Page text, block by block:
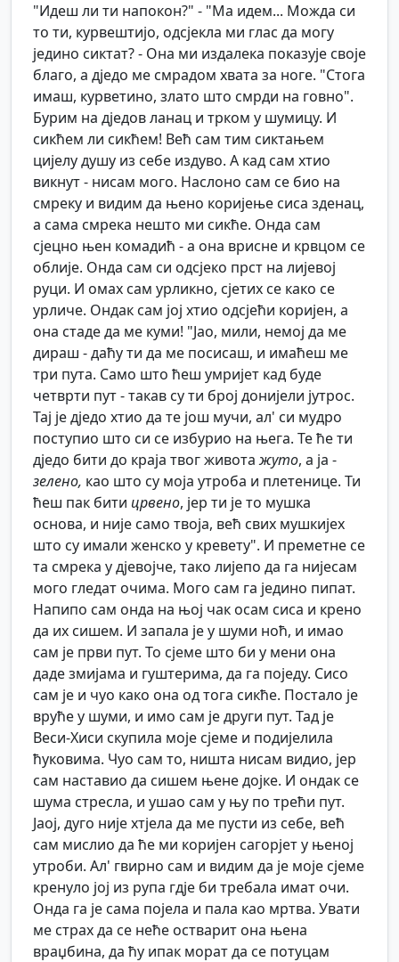
"Идеш ли ти напокон?" - "Ма идем... Можда си
то ти, курвештијо, одсјекла ми глас да могу
једино сиктат? - Она ми издалека показује своје
благо, а дједо ме смрадом хвата за ноге. "Стога
имаш, курветино, злато што смрди на говно".
Бурим на дједов ланац и трком у шумицу. И
сикћем ли сикћем! Већ сам тим сиктањем
цијелу душу из себе издуво. А кад сам хтио
викнут - нисам мого. Наслоно сам се био на
смреку и видим да њено коријење сиса зденац,
а сама смрека нешто ми сикће. Онда сам
сјецно њен комадић - а она врисне и крвцом се
облије. Онда сам си одсјеко прст на лијевој
руци. И омах сам урликно, сјетих се како се
урличе. Ондак сам јој хтио одсјећи коријен, а
она стаде да ме куми! "Јао, мили, немој да ме
дираш - даћу ти да ме посисаш, и имаћеш ме
три пута. Само што ћеш умријет кад буде
четврти пут - такав су ти број донијели јутрос.
Тај је дједо хтио да те још мучи, ал' си мудро
поступио што си се избурио на њега. Те ће ти
дједо бити до краја твог животажуто, а ја -
зелено, као што су моја утроба и плетенице. Ти
ћеш пак бити црвено, јер ти је то мушка
основа, и није само твоја, већ свих мушкијех
што су имали женско у кревету". И преметне се
та смрека у дјевојче, тако лијепо да га нијесам
мого гледат очима. Мого сам га једино пипат.
Напипо сам онда на њој чак осам сиса и крено
да их сишем. И запала је у шуми ноћ, и имао
сам је први пут. То сјеме што би у мени она
даде змијама и гуштерима, да га поједу. Сисо
сам је и чуо како она од тога сикће. Постало је
вруће у шуми, и имо сам је други пут. Тад је
Веси-Хиси скупила моје сјеме и подијелила
ћуковима. Чуо сам то, ништа нисам видио, јер
сам наставио да сишем њене дојке. И ондак се
шума стресла, и ушао сам у њу по трећи пут.
Јаој, дуго није хтјела да ме пусти из себе, већ
сам мислио да ће ми коријен сагорјет у њеној
утроби. Ал' гвирно сам и видим да је моје сјеме
кренуло јој из рупа гдје би требала имат очи.
Онда га је сама појела и пала као мртва. Увати
ме страх да се неће остварит она њена
враџбина, да ћу ипак морат да се потуцам